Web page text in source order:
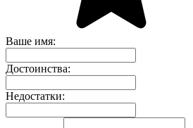
Ваше имя:
Достоинства:
Недостатки: